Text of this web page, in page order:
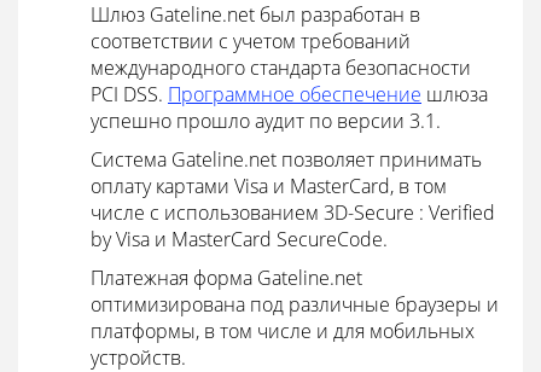
Шлюз Gateline.net был разработан в
соответствии с учетом требований
международного стандарта безопасности
PCI DSS. Программное обеспечение шлюза
успешно прошло аудит по версии 3.1.
Система Gateline.net позволяет принимать
оплату картами Visa и MasterCard, в том
числе с использованием 3D-Secure : Verified
by Visa и MasterCard SecureCode.
Платежная форма Gateline.net
оптимизирована под различные браузеры и
платформы, в том числе и для мобильных
устройств.